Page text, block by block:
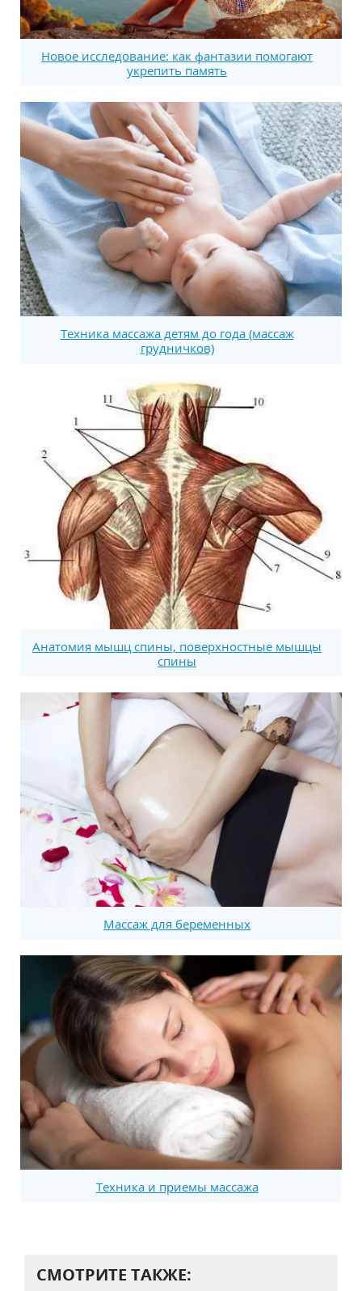
Новое исследование: как фантазии помогают
укрепить память
Техника массажа детям до года (массаж
грудничков)
Анатомия мышц спины, поверхностные мышцы
спины
Массаж для беременных
Техника и приемы массажа
СМОТРИТЕ ТАКЖЕ: